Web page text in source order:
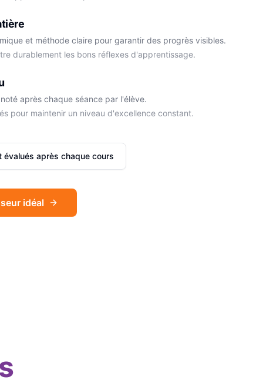
Français
et méthode claire pour garantir des progrès visibles.
durablement les bons réflexes d'apprentissage.
après chaque séance par l'élève.
pour maintenir un niveau d'excellence constant.
après chaque cours
idéal